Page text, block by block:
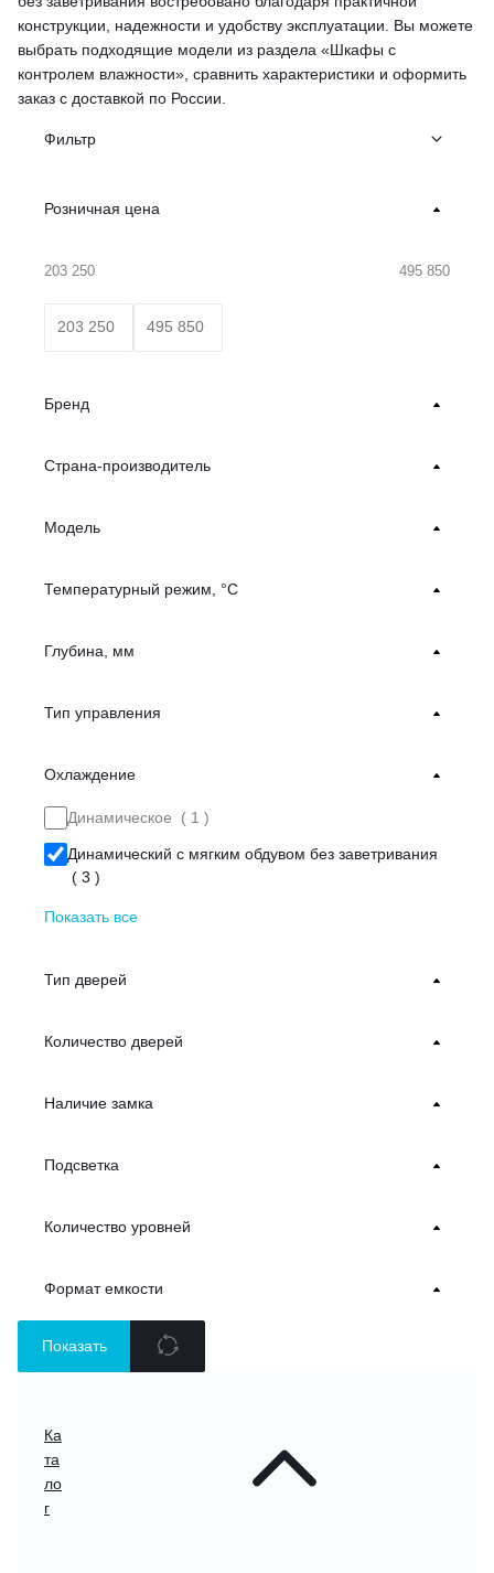
конструкции, надежности и удобству эксплуатации. Вы можете
выбрать подходящие модели из раздела «Шкафы с
контролем влажности», сравнить характеристики и оформить
заказ с доставкой по России.
Фильтр
Розничная цена
203 250 495 850
Бренд
Страна-производитель
Модель
Температурный режим, °С
Глубина, мм
Тип управления
Охлаждение
Динамическое ( 1 )
Динамический с мягким обдувом без заветривания
( 3 )
Показать все
Тип дверей
Количество дверей
Наличие замка
Подсветка
Количество уровней
Формат емкости
Показать
Ка
та
ло
г